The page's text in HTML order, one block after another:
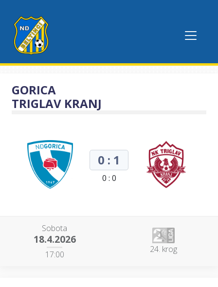
GORICA
TRIGLAV KRANJ
0 : 1
0 : 0
Sobota
18.4.2026
17:00 24. krog